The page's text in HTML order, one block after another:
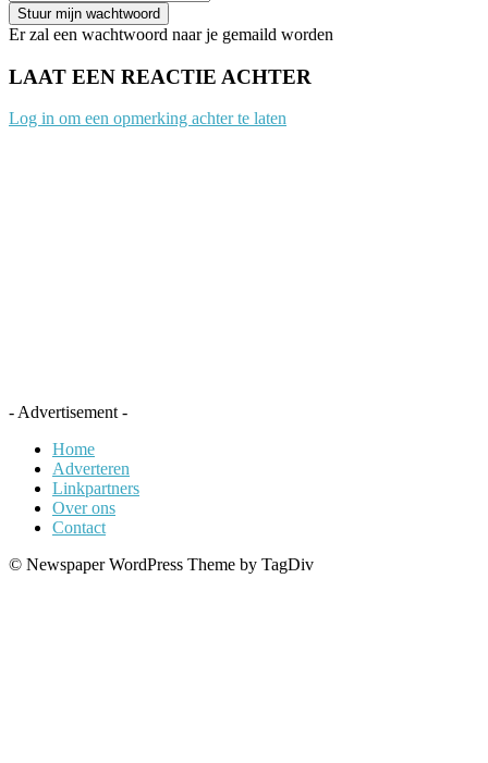
Er zal een wachtwoord naar je gemaild worden
LAAT EEN REACTIE ACHTER
Log in om een opmerking achter te laten
- Advertisement -
Home
Adverteren
Linkpartners
Over ons
Contact
© Newspaper WordPress Theme by TagDiv